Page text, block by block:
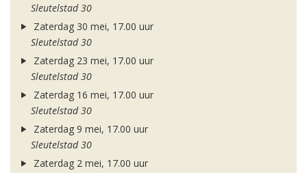
Sleutelstad 30
Zaterdag 30 mei, 17.00 uur
Sleutelstad 30
Zaterdag 23 mei, 17.00 uur
Sleutelstad 30
Zaterdag 16 mei, 17.00 uur
Sleutelstad 30
Zaterdag 9 mei, 17.00 uur
Sleutelstad 30
Zaterdag 2 mei, 17.00 uur